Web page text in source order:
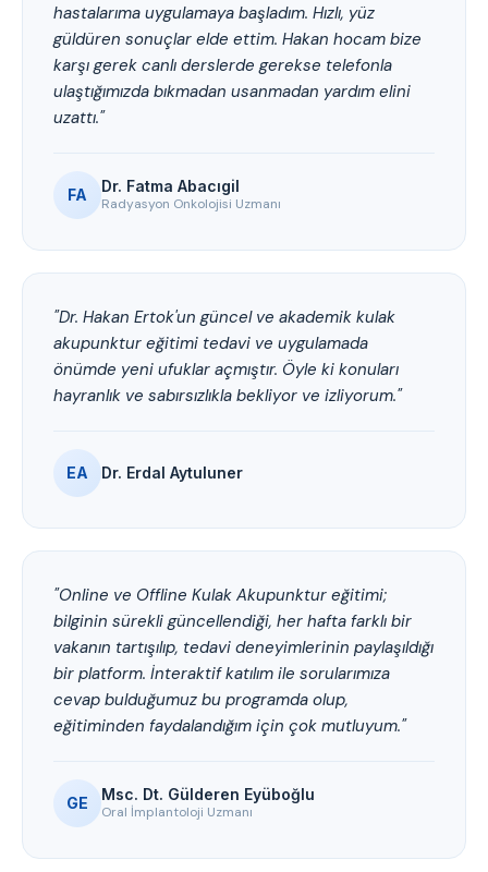
hastalarıma uygulamaya başladım. Hızlı, yüz
güldüren sonuçlar elde ettim. Hakan hocam bize
karşı gerek canlı derslerde gerekse telefonla
ulaştığımızda bıkmadan usanmadan yardım elini
uzattı."
FA Dr. Fatma Abacıgil
Radyasyon Onkolojisi Uzmanı
"Dr. Hakan Ertok'un güncel ve akademik kulak
akupunktur eğitimi tedavi ve uygulamada
önümde yeni ufuklar açmıştır. Öyle ki konuları
hayranlık ve sabırsızlıkla bekliyor ve izliyorum."
EA Dr. Erdal Aytuluner
"Online ve Offline Kulak Akupunktur eğitimi;
bilginin sürekli güncellendiği, her hafta farklı bir
vakanın tartışılıp, tedavi deneyimlerinin paylaşıldığı
bir platform. İnteraktif katılım ile sorularımıza
cevap bulduğumuz bu programda olup,
eğitiminden faydalandığım için çok mutluyum."
GE Msc. Dt. Gülderen Eyüboğlu
Oral İmplantoloji Uzmanı